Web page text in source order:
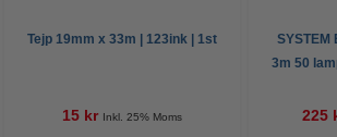
Tejp 19mm x 33m | 123ink | 1st
15 kr Inkl. 25% Moms
SYSTEM
3m 50
225